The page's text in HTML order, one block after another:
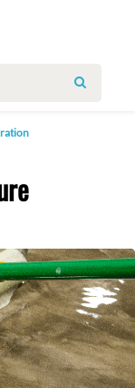
SEARCH